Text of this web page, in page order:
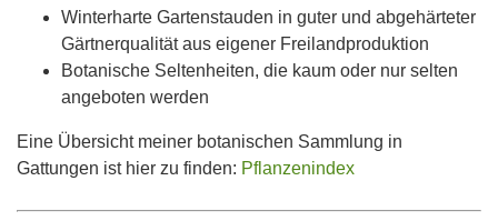
Winterharte Gartenstauden in guter und abgehärteter
Gärtnerqualität aus eigener Freilandproduktion
Botanische Seltenheiten, die kaum oder nur selten
angeboten werden
Eine Übersicht meiner botanischen Sammlung in
Gattungen ist hier zu finden: Pflanzenindex